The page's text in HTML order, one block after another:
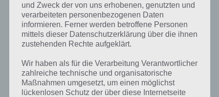
Erreiche Level 8
Sobald du Level 8 erreicht hast (das schaffst du durch Starten und
Beenden von Ereignissen, Partys, Lösen von Aufgaben von der To-
do-Liste und Missionen), wird dein erstes Hobby-Objekt
freigeschaltet: Ein einfacher Herd. Damit kannst du einem
Kochhobby nachgehen.
und Zweck der von uns erhobenen, genutzten und
verarbeiteten personenbezogenen Daten
informieren. Ferner werden betroffene Personen
mittels dieser Datenschutzerklärung über die ihnen
zustehenden Rechte aufgeklärt.
Wir haben als für die Verarbeitung Verantwortlicher
zahlreiche technische und organisatorische
Maßnahmen umgesetzt, um einen möglichst
lückenlosen Schutz der über diese Internetseite